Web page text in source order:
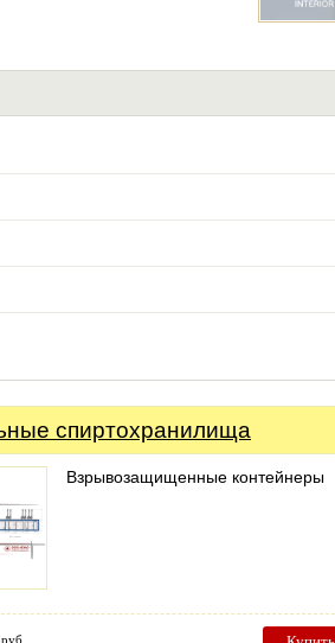
спиртохранилища
Взрывозащищенные контейнеры